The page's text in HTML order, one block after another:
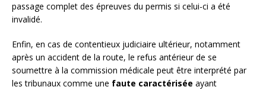
passage complet des épreuves du permis si celui-ci a été
invalidé.
Enfin, en cas de contentieux judiciaire ultérieur, notamment
après un accident de la route, le refus antérieur de se
soumettre à la commission médicale peut être interprété par
les tribunaux comme une faute caractérisée ayant